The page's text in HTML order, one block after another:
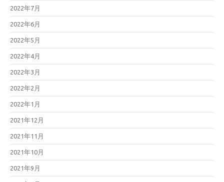
2022年7月
2022年6月
2022年5月
2022年4月
2022年3月
2022年2月
2022年1月
2021年12月
2021年11月
2021年10月
2021年9月